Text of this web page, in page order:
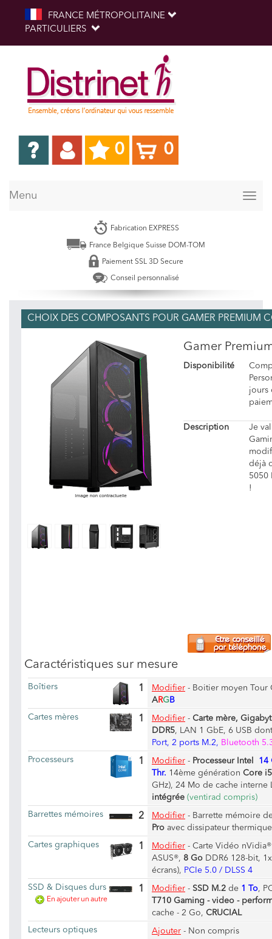
FRANCE MÉTROPOLITAINE
PARTICULIERS
0 0
Menu
Fabrication EXPRESS
France Belgique Suisse DOM-TOM
Paiement SSL 3D Secure
Conseil personnalisé
CHOIX DES COMPOSANTS POUR GAMER PREMIUM
Gamer
Disponibilité
jours
Description
Je
déjà
5050
!
Caractéristiques sur mesure
Boîtiers 1 Modifier - Boitier moyen Tour
ARGB
Cartes mères
1 Modifier - Carte mère,
DDR5, LAN 1 GbE, 6 USB
Port, 2 ports M.2, Bluetooth
Processeurs
1 Modifier - Processeur Intel 14
Thr. 14ème génération Core
GHz), 24 Mo de cache interne
intégrée (ventirad compris)
Barrettes mémoires
2 Modifier - Barrette mémoire
Pro avec dissipateur
Cartes graphiques
1 Modifier - Carte Vidéo
ASUS®, 8 Go DDR6 128-bit,
écrans), PCIe 5.0 / DLSS 4
SSD & Disques durs
En ajouter un autre
1 Modifier - SSD M.2 de 1 To,
T710 Gaming - video -
cache - 2 Go, CRUCIAL
Lecteurs optiques
Ajouter - Non compris